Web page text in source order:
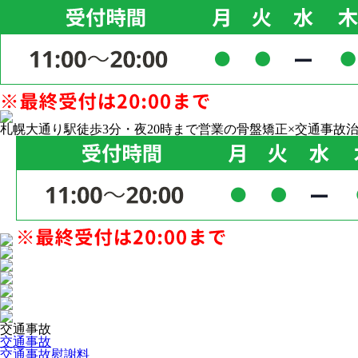
札幌大通り駅徒歩3分・夜20時まで営業の骨盤矯正×交通事故
交通事故
交通事故
交通事故慰謝料